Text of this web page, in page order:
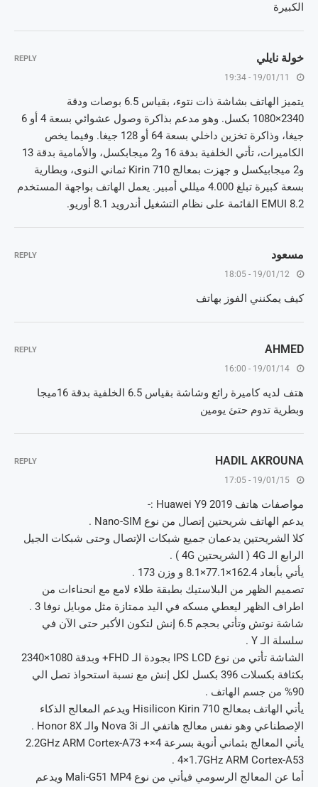
الكبيرة
خولة نايلي
19/01/11 - 19:34
يتميز الهاتف بشاشة ذات نتوء، بقياس 6.5 بوصات ودقة
2340×1080 بكسل. وهو مدعم بذاكرة وصول عشوائي بسعة 4 أو 6
جيغا، وذاكرة تخزين داخلي بسعة 64 أو 128 جيغا. وفيما يخص
الكاميرات، تأتي الخلفية بدقة 16 و2 ميجابكسل، والأمامية بدقة 13
و2 ميجابيكسل و جهزت بمعالج Kirin 710 ثماني النوى، وبطارية
بسعة كبيرة تبلغ 4.000 ميللي أمبير. يعمل الهاتف بواجهة المستخدم
EMUI 8.2 القائمة على نظام التشغيل أندرويد 8.1 أوريو.
REPLY
مسعود
19/01/12 - 18:05
كيف يمكنني الفوز بهاتف
REPLY
AHMED
19/01/14 - 16:00
هتف لديه كاميرة رائع وشاشة بقياس 6.5 الخلفية بدقة 16ميجا
وبطرية تدوم حتئ يومين
REPLY
HADIL AKROUNA
19/01/15 - 17:05
مواصفات هاتف Huawei Y9 2019 :-
يدعم الهاتف شريحتين إتصال من نوع Nano-SIM .
كلا الشريحتين يدعمان جميع شبكات الإتصال وحتى شبكات الجيل
الرابع الـ 4G ( الشريحتين 4G ) .
يأتي بأبعاد 162.4×77.1×8.1 و وزن 173 .
تصميم الظهر من البلاستيك بطبقة طلاء لامع مع انحناءات من
اطراف الظهر ليعطي مسكه في اليد ممتازة مثل موبايل نوفا 3 .
شاشة نوتش وتأتي بحجم 6.5 إنش لتكون الأكبر حتى الآن في
سلسلة الـ Y .
الشاشة تأتي من نوع IPS LCD بجودة الـ FHD+ وبدقة 1080×2340
بكثافة بكسلات 396 بكسل لكل إنش مع نسبة استحواذ تصل الي
90% من جسم الهاتف .
يأتي الهاتف بمعالج Hisilicon Kirin 710 ويدعم المعالج الذكاء
الإصطناعي وهو نفس معالج هاتفي الـ Nova 3i والـ Honor 8X .
يأتي المعالج بثماني أنوية بسرعة 4×2.2GHz ARM Cortex-A73 +
4×1.7GHz ARM Cortex-A53 .
أما عن المعالج الرسومي فيأتي من نوع Mali-G51 MP4 ويدعم
REPLY